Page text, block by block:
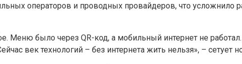
операторов и проводных провайдеров, что усложнило
Меню было через QR-код, а мобильный интернет не
век технологий – без интернета жить нельзя», – сетует